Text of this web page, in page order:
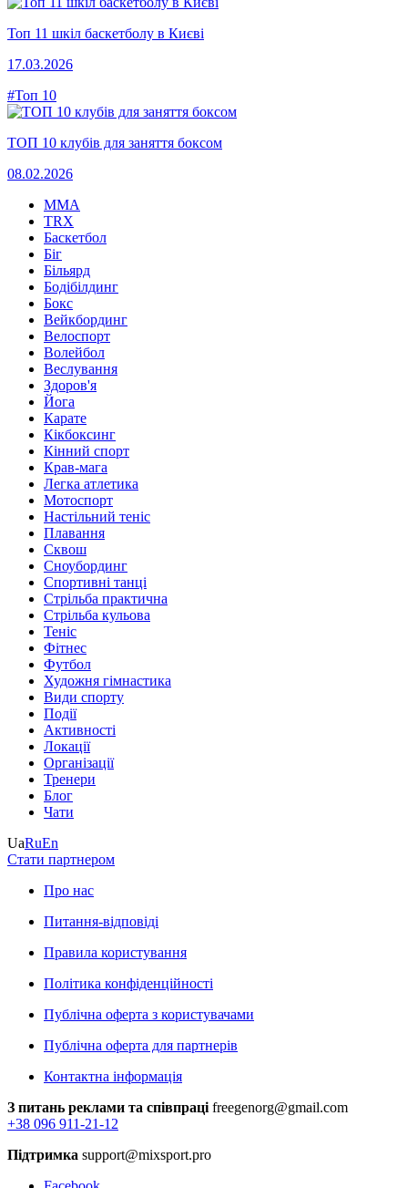
Топ 11 шкіл баскетболу в Києві
17.03.2026
#Топ 10
ТОП 10 клубів для заняття боксом
08.02.2026
MMA
TRX
Баскетбол
Біг
Більярд
Бодібілдинг
Бокс
Вейкбординг
Велоспорт
Волейбол
Веслування
Здоров'я
Йога
Карате
Кікбоксинг
Кінний спорт
Крав-мага
Легка атлетика
Мотоспорт
Настільний теніс
Плавання
Сквош
Сноубординг
Спортивні танці
Стрільба практична
Стрільба кульова
Теніс
Фітнес
Футбол
Художня гімнастика
Види спорту
Події
Активності
Локації
Організації
Тренери
Блог
Чати
UaRuEn
Стати партнером
Про нас
Питання-відповіді
Правила користування
Політика конфіденційності
Публічна оферта з користувачами
Публічна оферта для партнерів
Контактна інформація
З питань реклами та співпраці freegenorg@gmail.com
+38 096 911-21-12
Підтримка support@mixsport.pro